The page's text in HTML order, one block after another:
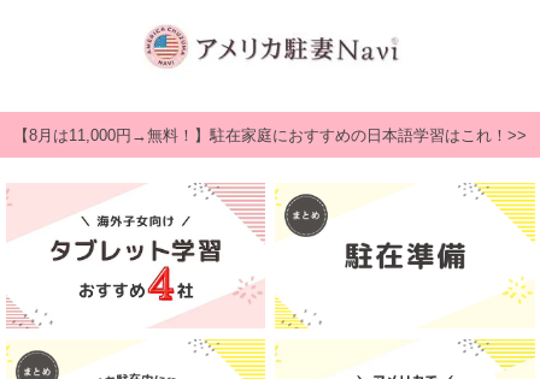
【8月は11,000円→無料！】駐在家庭におすすめの日本語学習はこれ！>>